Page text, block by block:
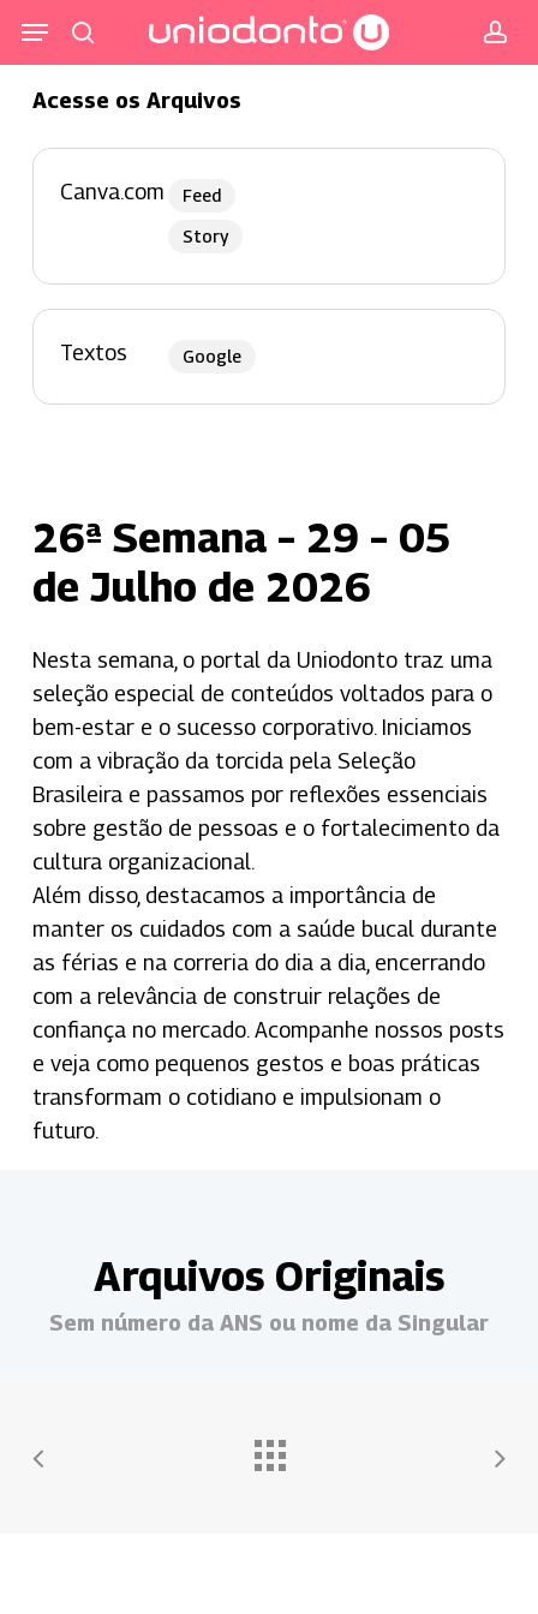
para
conteúdo
principal
Menu
Acesse os Arquivos
Canva.com
Feed
Story
Textos Google
26ª Semana – 29 – 05
de Julho de 2026
Nesta semana, o portal da Uniodonto traz uma
seleção especial de conteúdos voltados para o
bem-estar e o sucesso corporativo. Iniciamos
com a vibração da torcida pela Seleção
Brasileira e passamos por reflexões essenciais
sobre gestão de pessoas e o fortalecimento da
cultura organizacional.
Além disso, destacamos a importância de
manter os cuidados com a saúde bucal durante
as férias e na correria do dia a dia, encerrando
com a relevância de construir relações de
confiança no mercado. Acompanhe nossos posts
e veja como pequenos gestos e boas práticas
transformam o cotidiano e impulsionam o
futuro.
Arquivos Originais
Sem número da ANS ou nome da Singular